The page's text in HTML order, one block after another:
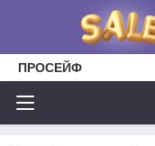
ПРОСЕЙФ